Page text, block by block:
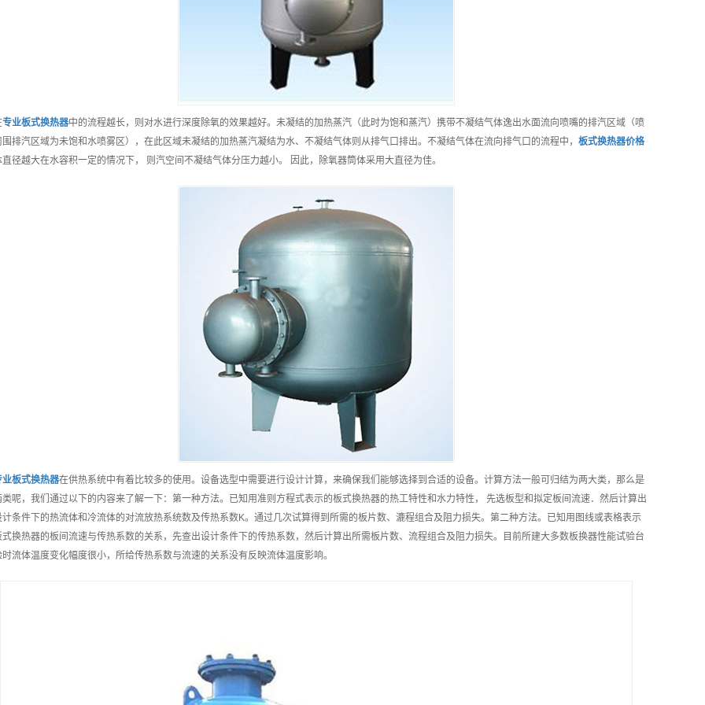
专业板式换热器中的流程越长，则对水进行深度除氧的效果越好。未凝结的加热蒸汽（此时为饱和蒸汽）携带不凝结气体逸出水面流向喷嘴的排汽区域（喷
围排汽区域为未饱和水喷雾区），在此区域未凝结的加热蒸汽凝结为水、不凝结气体则从排气口排出。不凝结气体在流向排气口的流程中， 板式换热器价格
直径越大在水容积一定的情况下， 则汽空间不凝结气体分压力越小。 因此，除氧器筒体采用大直径为佳。
业板式换热器在供热系统中有着比较多的使用。设备选型中需要进行设计计算，来确保我们能够选择到合适的设备。计算方法一般可归结为两大类，那么是
类呢，我们通过以下的内容来了解一下：第一种方法。已知用准则方程式表示的板式换热器的热工特性和水力特性， 先选板型和拟定板间流速．然后计算出
计条件下的热流体和冷流体的对流放热系统数及传热系数K。通过几次试算得到所需的板片数、漉程组合及阻力损失。第二种方法。已知用图线或表格表示
式换热器的板间流速与传热系数的关系，先查出设计条件下的传热系数，然后计算出所需板片数、流程组合及阻力损失。目前所建大多数板换器性能试验台
时流体温度变化幅度很小，所给传热系数与流速的关系没有反映流体温度影响。